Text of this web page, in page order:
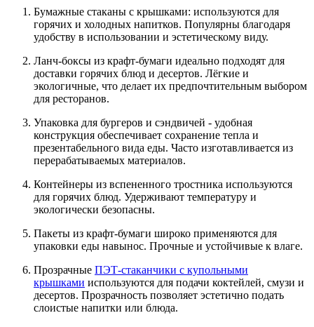
Бумажные стаканы с крышками: используются для
горячих и холодных напитков. Популярны благодаря
удобству в использовании и эстетическому виду.
Ланч-боксы из крафт-бумаги идеально подходят для
доставки горячих блюд и десертов. Лёгкие и
экологичные, что делает их предпочтительным выбором
для ресторанов.
Упаковка для бургеров и сэндвичей - удобная
конструкция обеспечивает сохранение тепла и
презентабельного вида еды. Часто изготавливается из
перерабатываемых материалов.
Контейнеры из вспененного тростника используются
для горячих блюд. Удерживают температуру и
экологически безопасны.
Пакеты из крафт-бумаги широко применяются для
упаковки еды навынос. Прочные и устойчивые к влаге.
Прозрачные ПЭТ-стаканчики с купольными
крышками используются для подачи коктейлей, смузи и
десертов. Прозрачность позволяет эстетично подать
слоистые напитки или блюда.